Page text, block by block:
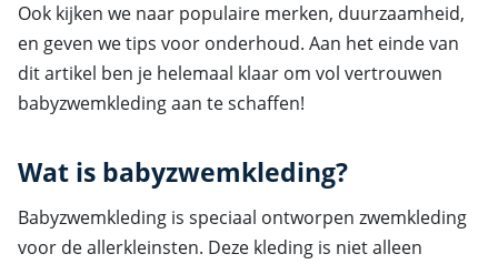
Ook kijken we naar populaire merken, duurzaamheid,
en geven we tips voor onderhoud. Aan het einde van
dit artikel ben je helemaal klaar om vol vertrouwen
babyzwemkleding aan te schaffen!
Wat is babyzwemkleding?
Babyzwemkleding is speciaal ontworpen zwemkleding
voor de allerkleinsten. Deze kleding is niet alleen